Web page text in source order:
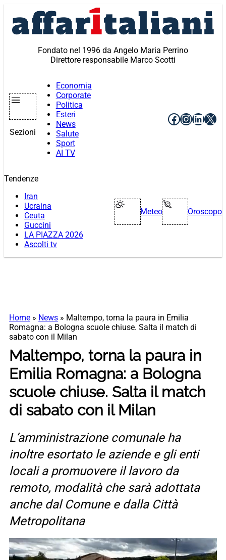
contenuto
Fondato nel 1996 da Angelo Maria Perrino
Direttore responsabile Marco Scotti
Sezioni
Economia
Corporate
Politica
Esteri
News
Salute
Sport
AI TV
Facebook
X
Tendenze
Iran
Ucraina
Ceuta
Guccini
LA PIAZZA 2026
Ascolti tv
Meteo Oroscopo
Home » News » Maltempo, torna la paura in Emilia
Romagna: a Bologna scuole chiuse. Salta il match di
sabato con il Milan
Maltempo, torna la paura in
Emilia Romagna: a Bologna
scuole chiuse. Salta il match
di sabato con il Milan
L’amministrazione comunale ha
inoltre esortato le aziende e gli enti
locali a promuovere il lavoro da
remoto, modalità che sarà adottata
anche dal Comune e dalla Città
Metropolitana